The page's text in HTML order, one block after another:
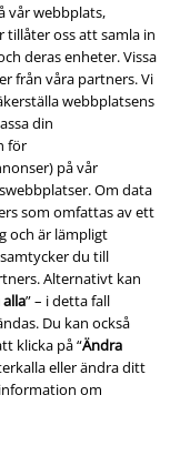
vår webbplats,
tillåter oss att samla in
deras enheter. Vissa
från våra partners. Vi
webbplatsens
din
för
på vår
Om data
som omfattas av ett
och är lämpligt
samtycker du till
Alternativt kan
alla” – i detta fall
Du kan också
klicka på “Ändra
eller ändra ditt
om